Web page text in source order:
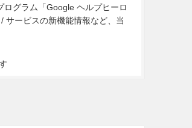
グラム「Google ヘルプヒーロ
サービスの新機能情報など、当